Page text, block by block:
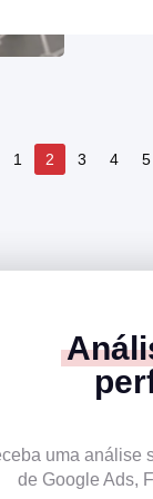
1 2 3 4 5
uma análise
de Google Ads,